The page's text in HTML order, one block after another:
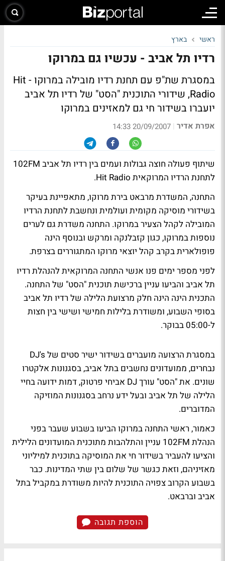
ראשי בארץ
רדיו תל אביב - עכשיו גם במרוקו
במסגרת שת"פ עם תחנת רדיו מובילה במרוקו - Hit
Radio, שידורי התוכנית "הסט" של רדיו תל אביב
יועברו בשידור חי גם למאזינים במרוקו
אפרת אדיר |
20/09/2007 14:33
שיתוף פעולה חוצה גבולות ועמים בין רדיו תל אביב 102FM
לתחנת הרדיו המרוקאית Hit Radio.
התחנה, המשדרת מרבאט בירת מרוקו, מתאפיינת בעיקר
בשידורי מוסיקה מקומית ועולמית ונחשבת לתחנת הרדיו
המובילה לקהל הצעיר במרוקו. התחנה משדרת גם לערים
נוספות במרוקו, כגון קזבלנקה ומרקש ובנוסף הינה
פופולארית בקרב קהל יוצאי מרוקו המתגוררים בצרפת.
לפני מספר ימים פנו אנשי התחנה המרוקאית להנהלת רדיו
תל אביב והביעו עניין ברכישת תוכנית "הסט" של התחנה.
התכנית הינה הינה חלק מרצועת הלילה של רדיו תל אביב
בסופי השבוע, ומשודרת בלילות חמישי ושישי בין חצות
ל-05:00 בבוקר.
במסגרת הרצועה מועברים בשידור ישיר סטים של DJ's
נבחרים, ממועדונים נחשבים בתל אביב, בסגנונות אלקטרו
שונים. את "הסט" עורך DJ אביחי פרטוק, דמות ידועה בחיי
הלילה של תל אביב ובעל ידע נרחב בסגנונות המוזיקה
המדוברים.
כאמור, ראשי התחנה במרוקו הביעו בשבוע שעבר בפני
הנהלת 102FM עניין והתלהבות מתוכנית המועדונים הלילית
והציעו להעביר בשידור חי את המוסיקה בתוכנית למיליוני
מאזיניהם, וזאת כגשר של שלום בין שתי המדינות. כבר
בשבוע הקרוב צפויה התוכנית להיות משודרת במקביל בתל
אביב וברבאט.
הוספת תגובה